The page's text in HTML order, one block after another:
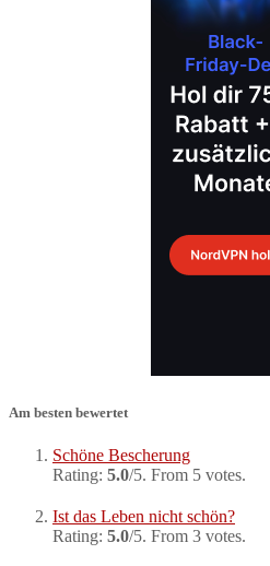
Am besten bewertet
Schöne Bescherung
Rating: 5.0/5. From 5 votes.
Ist das Leben nicht schön?
Rating: 5.0/5. From 3 votes.